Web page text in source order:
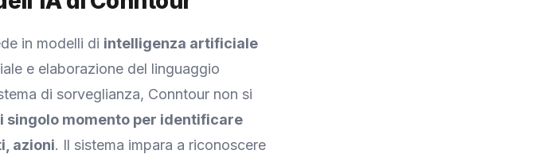
in modelli di intelligenza artificiale
e elaborazione del linguaggio
di sorveglianza, Conntour non si
singolo momento per identificare
azioni. Il sistema impara a riconoscere